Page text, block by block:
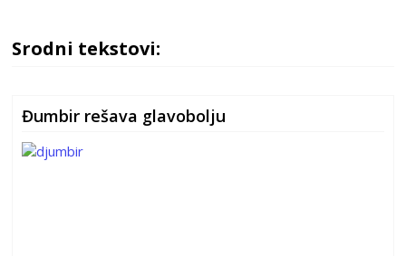
Srodni tekstovi:
Đumbir rešava glavobolju